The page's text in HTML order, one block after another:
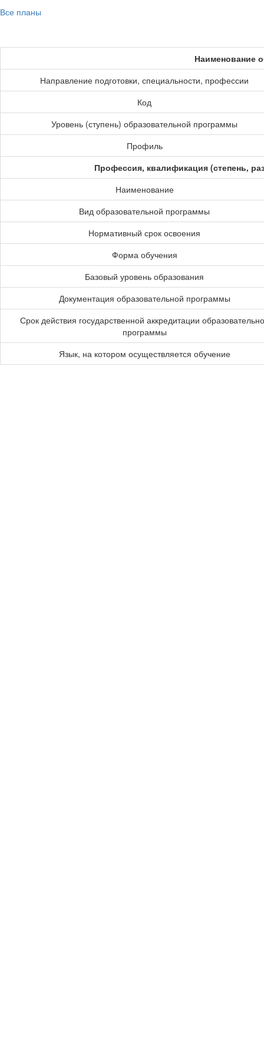
Все планы
Наименование
Направление подготовки, специальности, профессии
Код
Уровень (ступень) образовательной программы
Профиль
Профессия, квалификация (степень,
Наименование
Вид образовательной программы
Нормативный срок освоения
Форма обучения
Базовый уровень образования
Документация образовательной программы
Срок действия государственной аккредитации
программы
Язык, на котором осуществляется обучение